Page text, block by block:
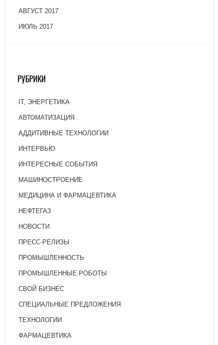
АВГУСТ 2017
ИЮЛЬ 2017
РУБРИКИ
IT, ЭНЕРГЕТИКА
АВТОМАТИЗАЦИЯ
АДДИТИВНЫЕ ТЕХНОЛОГИИ
ИНТЕРВЬЮ
ИНТЕРЕСНЫЕ СОБЫТИЯ
МАШИНОСТРОЕНИЕ
МЕДИЦИНА И ФАРМАЦЕВТИКА
НЕФТЕГАЗ
НОВОСТИ
ПРЕСС-РЕЛИЗЫ
ПРОМЫШЛЕННОСТЬ
ПРОМЫШЛЕННЫЕ РОБОТЫ
СВОЙ БИЗНЕС
СПЕЦИАЛЬНЫЕ ПРЕДЛОЖЕНИЯ
ТЕХНОЛОГИИ
ФАРМАЦЕВТИКА